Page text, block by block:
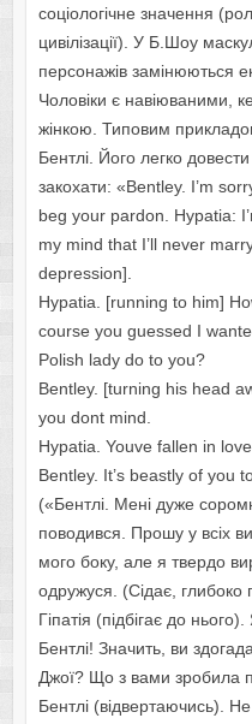
соціологічне значення
цивілізації). У Б.Шоу
персонажів замінюються
Чоловіки є навіюваними,
жінкою. Типовим
Бентлі. Його легко
закохати: «Bentley. I’m
beg your pardon. Hypatia:
my mind that I’ll never
depression].
Hypatia. [running to him]
course you guessed I
Polish lady do to you?
Bentley. [turning his head
you dont mind.
Hypatia. Youve fallen in
Bentley. It’s beastly of you
(«Бентлі. Мені дуже
поводився. Прошу у всіх
мого боку, але я твердо
одружуся. (Сідає, глибоко
Гіпатія (підбігає до
Бентлі! Значить, ви
Джої? Що з вами зробила
Бентлі (відвертаючись).